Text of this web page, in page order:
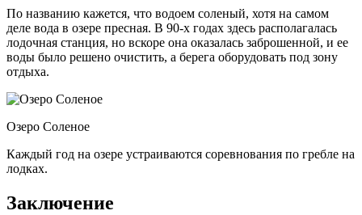
По названию кажется, что водоем соленый, хотя на самом
деле вода в озере пресная. В 90-х годах здесь располагалась
лодочная станция, но вскоре она оказалась заброшенной, и ее
воды было решено очистить, а берега оборудовать под зону
отдыха.
Озеро Соленое
Каждый год на озере устраиваются соревнования по гребле на
лодках.
Заключение